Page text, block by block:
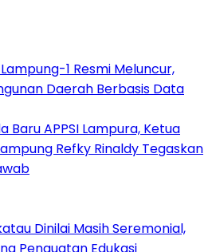
1 Resmi Meluncur,
Daerah Berbasis Data
Baru APPSI Lampura, Ketua
Refky Rinaldy Tegaskan
Dinilai Masih Seremonial,